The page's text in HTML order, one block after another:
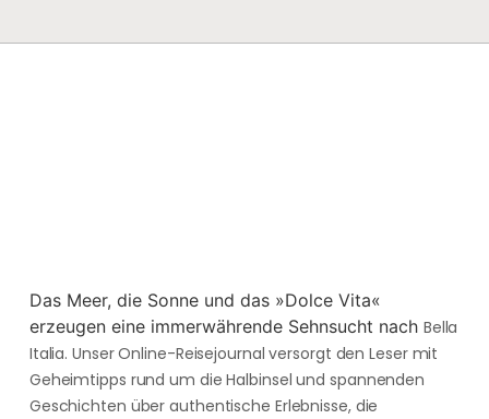
Das Meer, die Sonne und das »Dolce Vita«
erzeugen eine immerwährende Sehnsucht nach Bella
Italia. Unser Online-Reisejournal versorgt den Leser mit
Geheimtipps rund um die Halbinsel und spannenden
Geschichten über authentische Erlebnisse, die